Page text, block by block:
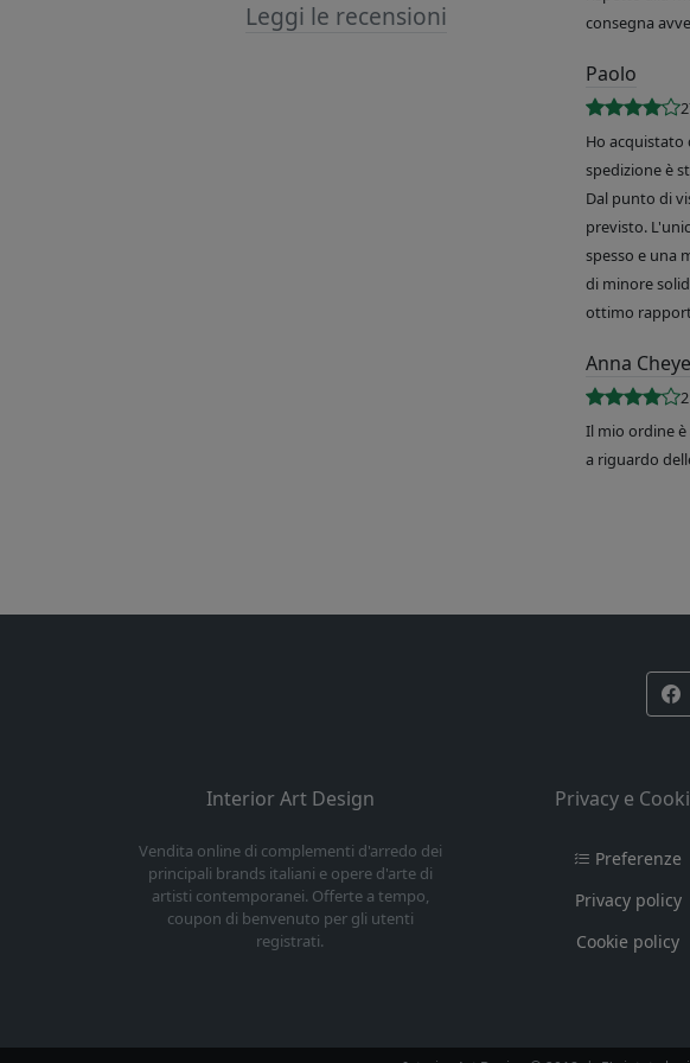
Leggi le recensioni
consegna
Paolo
Ho acquistato
spedizione è
Dal punto di
previsto.
spesso e una
di minore
ottimo
Anna
Il mio ordine
a riguardo
Interior Art Design
Vendita online di complementi d'arredo dei
principali brands italiani e opere d'arte di
artisti contemporanei. Offerte a tempo,
coupon di benvenuto per gli utenti
registrati.
Privacy e
Preferenze
Privacy policy
Cookie policy